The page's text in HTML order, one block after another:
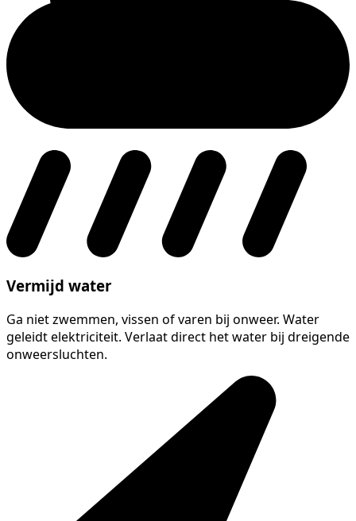
Vermijd water
Ga niet zwemmen, vissen of varen bij onweer. Water
geleidt elektriciteit. Verlaat direct het water bij dreigende
onweersluchten.